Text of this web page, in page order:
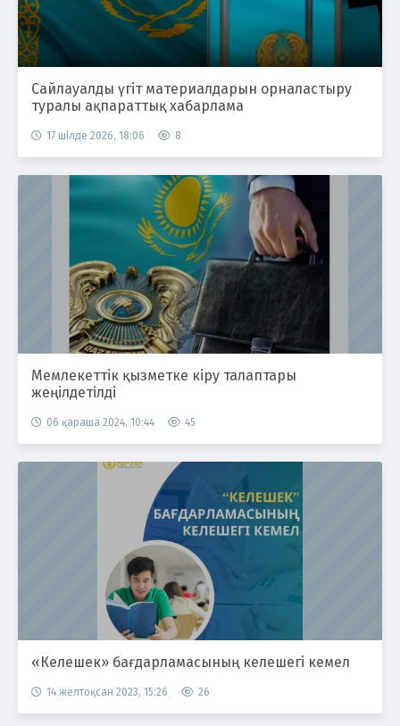
Сайлауалды үгіт материалдарын орналастыру
туралы ақпараттық хабарлама
17 шілде 2026, 18:06 8
Мемлекеттік қызметке кіру талаптары
жеңілдетілді
06 қараша 2024, 10:44 45
«Келешек» бағдарламасының келешегі кемел
14 желтоқсан 2023, 15:26 26